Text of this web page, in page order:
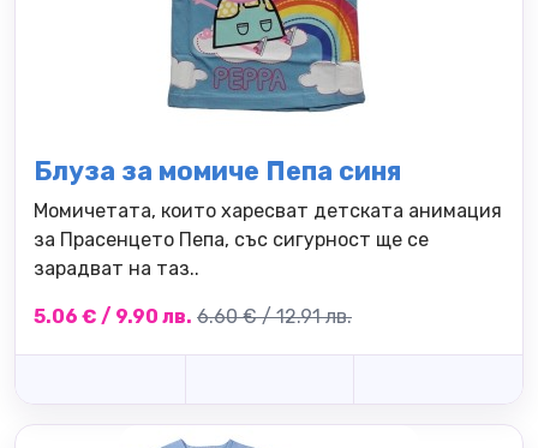
Блуза за момиче Пепа синя
Момичетата, които харесват детската анимация
за Прасенцето Пепа, със сигурност ще се
зарадват на таз..
5.06 € / 9.90 лв. 6.60 € / 12.91 лв.